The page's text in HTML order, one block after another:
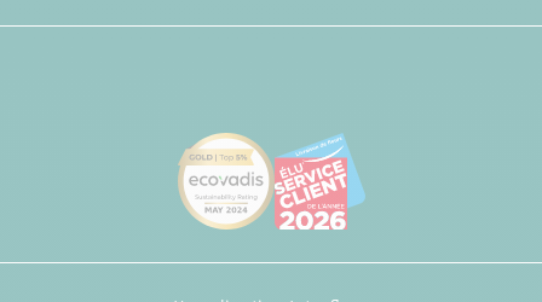
[Ecovadis Gold Badge - Top 5%